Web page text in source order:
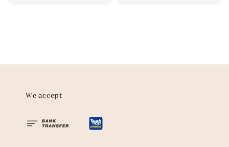
We accept